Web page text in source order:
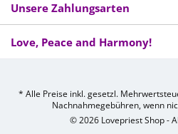
Unsere Zahlungsarten
Love, Peace and Harmony!
* Alle Preise inkl. gesetzl.
Nachnahmegebühren, wenn
© 2026 Lovepriest Shop -